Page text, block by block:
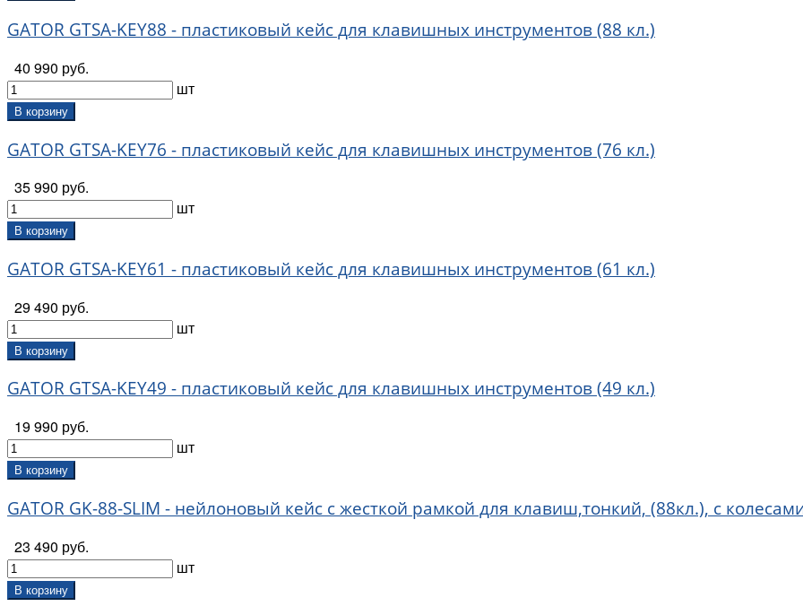
GATOR GTSA-KEY88 - пластиковый кейс для клавишных инструментов (88 кл.)
40 990 руб.
шт
В корзину
GATOR GTSA-KEY76 - пластиковый кейс для клавишных инструментов (76 кл.)
35 990 руб.
шт
В корзину
GATOR GTSA-KEY61 - пластиковый кейс для клавишных инструментов (61 кл.)
29 490 руб.
шт
В корзину
GATOR GTSA-KEY49 - пластиковый кейс для клавишных инструментов (49 кл.)
19 990 руб.
шт
В корзину
GATOR GK-88-SLIM - нейлоновый кейс с жесткой рамкой для клавиш,тонкий, (88кл.), с
23 490 руб.
шт
В корзину